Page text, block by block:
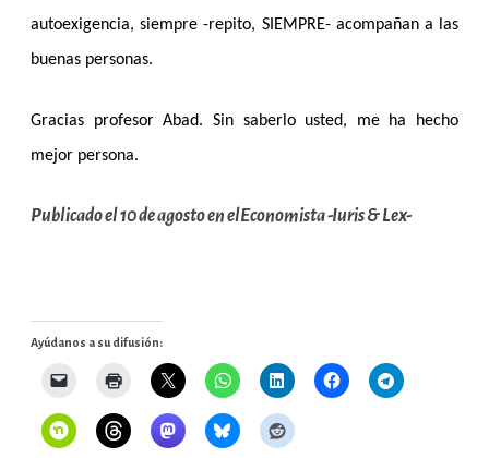
autoexigencia, siempre -repito, SIEMPRE- acompañan a las
buenas personas.
Gracias profesor Abad. Sin saberlo usted, me ha hecho
mejor persona.
Publicado el 10 de agosto en elEconomista -Iuris & Lex-
Ayúdanos a su difusión: